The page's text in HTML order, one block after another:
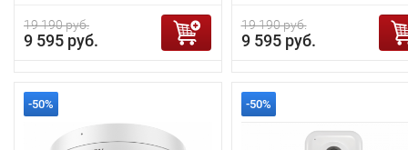
19 190 руб.
9 595 руб.
19 190 руб.
9 595 руб.
-50% -50%